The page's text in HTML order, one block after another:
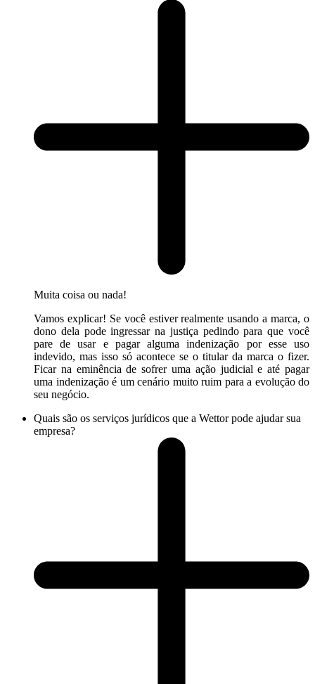
Muita coisa ou nada!
Vamos explicar! Se você estiver realmente usando a marca, o
dono dela pode ingressar na justiça pedindo para que você
pare de usar e pagar alguma indenização por esse uso
indevido, mas isso só acontece se o titular da marca o fizer.
Ficar na eminência de sofrer uma ação judicial e até pagar
uma indenização é um cenário muito ruim para a evolução do
seu negócio.
Quais são os serviços jurídicos que a Wettor pode ajudar sua
empresa?